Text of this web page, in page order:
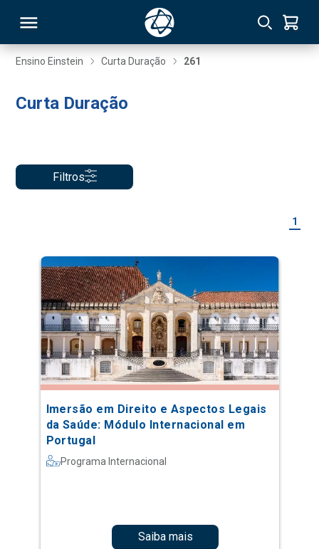
Ensino Einstein Curta Duração 261
Curta Duração
Filtros
1
Imersão em Direito e Aspectos Legais
da Saúde: Módulo Internacional em
Portugal
Programa Internacional
Saiba mais